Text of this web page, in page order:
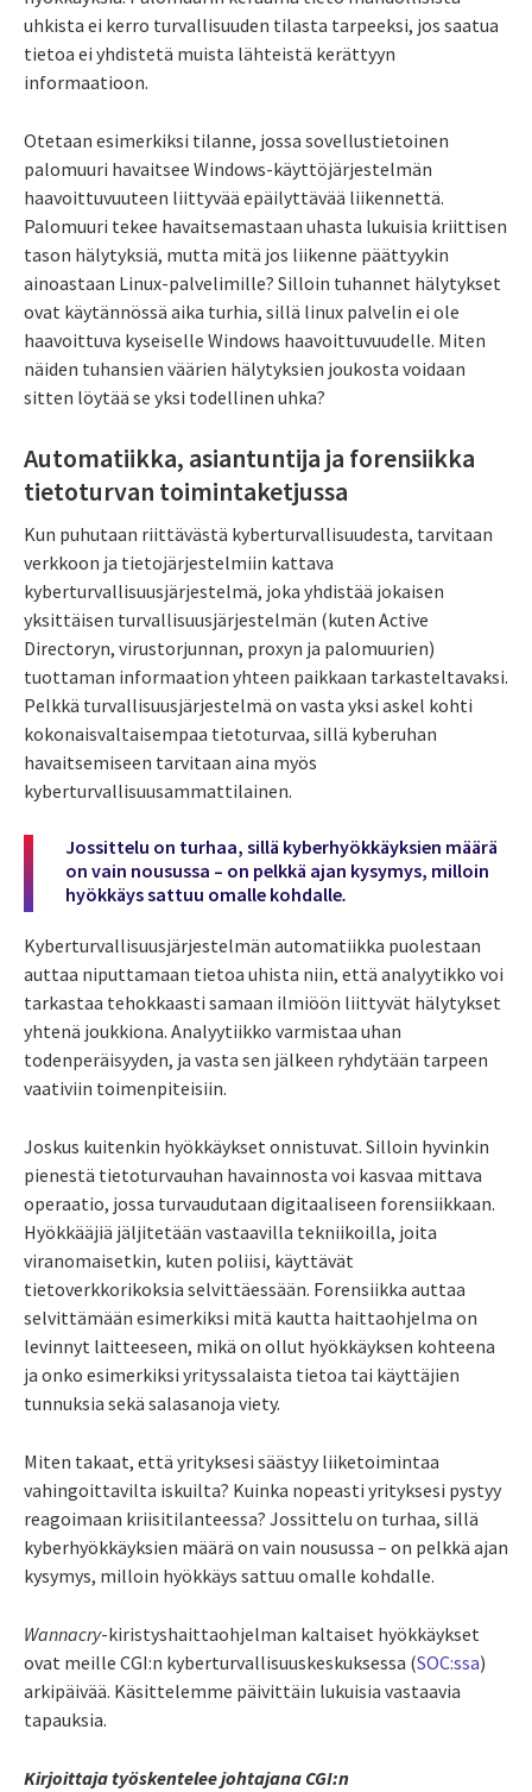
uhkista ei kerro turvallisuuden tilasta tarpeeksi, jos saatua
tietoa ei yhdistetä muista lähteistä kerättyyn
informaatioon.
Otetaan esimerkiksi tilanne, jossa sovellustietoinen
palomuuri havaitsee Windows-käyttöjärjestelmän
haavoittuvuuteen liittyvää epäilyttävää liikennettä.
Palomuuri tekee havaitsemastaan uhasta lukuisia kriittisen
tason hälytyksiä, mutta mitä jos liikenne päättyykin
ainoastaan Linux-palvelimille? Silloin tuhannet hälytykset
ovat käytännössä aika turhia, sillä linux palvelin ei ole
haavoittuva kyseiselle Windows haavoittuvuudelle. Miten
näiden tuhansien väärien hälytyksien joukosta voidaan
sitten löytää se yksi todellinen uhka?
Automatiikka, asiantuntija ja forensiikka
tietoturvan toimintaketjussa
Kun puhutaan riittävästä kyberturvallisuudesta, tarvitaan
verkkoon ja tietojärjestelmiin kattava
kyberturvallisuusjärjestelmä, joka yhdistää jokaisen
yksittäisen turvallisuusjärjestelmän (kuten Active
Directoryn, virustorjunnan, proxyn ja palomuurien)
tuottaman informaation yhteen paikkaan tarkasteltavaksi.
Pelkkä turvallisuusjärjestelmä on vasta yksi askel kohti
kokonaisvaltaisempaa tietoturvaa, sillä kyberuhan
havaitsemiseen tarvitaan aina myös
kyberturvallisuusammattilainen.
Jossittelu on turhaa, sillä kyberhyökkäyksien määrä
on vain nousussa – on pelkkä ajan kysymys, milloin
hyökkäys sattuu omalle kohdalle.
Kyberturvallisuusjärjestelmän automatiikka puolestaan
auttaa niputtamaan tietoa uhista niin, että analyytikko voi
tarkastaa tehokkaasti samaan ilmiöön liittyvät hälytykset
yhtenä joukkiona. Analyytiikko varmistaa uhan
todenperäisyyden, ja vasta sen jälkeen ryhdytään tarpeen
vaativiin toimenpiteisiin.
Joskus kuitenkin hyökkäykset onnistuvat. Silloin hyvinkin
pienestä tietoturvauhan havainnosta voi kasvaa mittava
operaatio, jossa turvaudutaan digitaaliseen forensiikkaan.
Hyökkääjiä jäljitetään vastaavilla tekniikoilla, joita
viranomaisetkin, kuten poliisi, käyttävät
tietoverkkorikoksia selvittäessään. Forensiikka auttaa
selvittämään esimerkiksi mitä kautta haittaohjelma on
levinnyt laitteeseen, mikä on ollut hyökkäyksen kohteena
ja onko esimerkiksi yrityssalaista tietoa tai käyttäjien
tunnuksia sekä salasanoja viety.
Miten takaat, että yrityksesi säästyy liiketoimintaa
vahingoittavilta iskuilta? Kuinka nopeasti yrityksesi pystyy
reagoimaan kriisitilanteessa? Jossittelu on turhaa, sillä
kyberhyökkäyksien määrä on vain nousussa – on pelkkä ajan
kysymys, milloin hyökkäys sattuu omalle kohdalle.
Wannacry-kiristyshaittaohjelman kaltaiset hyökkäykset
ovat meille CGI:n kyberturvallisuuskeskuksessa (SOC:ssa)
arkipäivää. Käsittelemme päivittäin lukuisia vastaavia
tapauksia.
Kirjoittaja työskentelee johtajana CGI:n